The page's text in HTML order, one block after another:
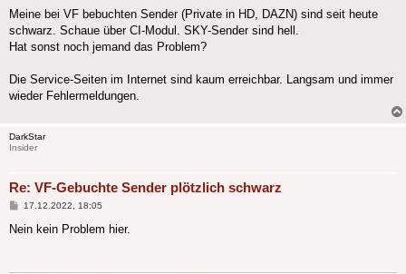
Meine bei VF bebuchten Sender (Private in HD, DAZN) sind seit heute
schwarz. Schaue über CI-Modul. SKY-Sender sind hell.
Hat sonst noch jemand das Problem?
Die Service-Seiten im Internet sind kaum erreichbar. Langsam und immer
wieder Fehlermeldungen.
DarkStar
Insider
Re: VF-Gebuchte Sender plötzlich schwarz
Beitrag
17.12.2022, 18:05
Nein kein Problem hier.